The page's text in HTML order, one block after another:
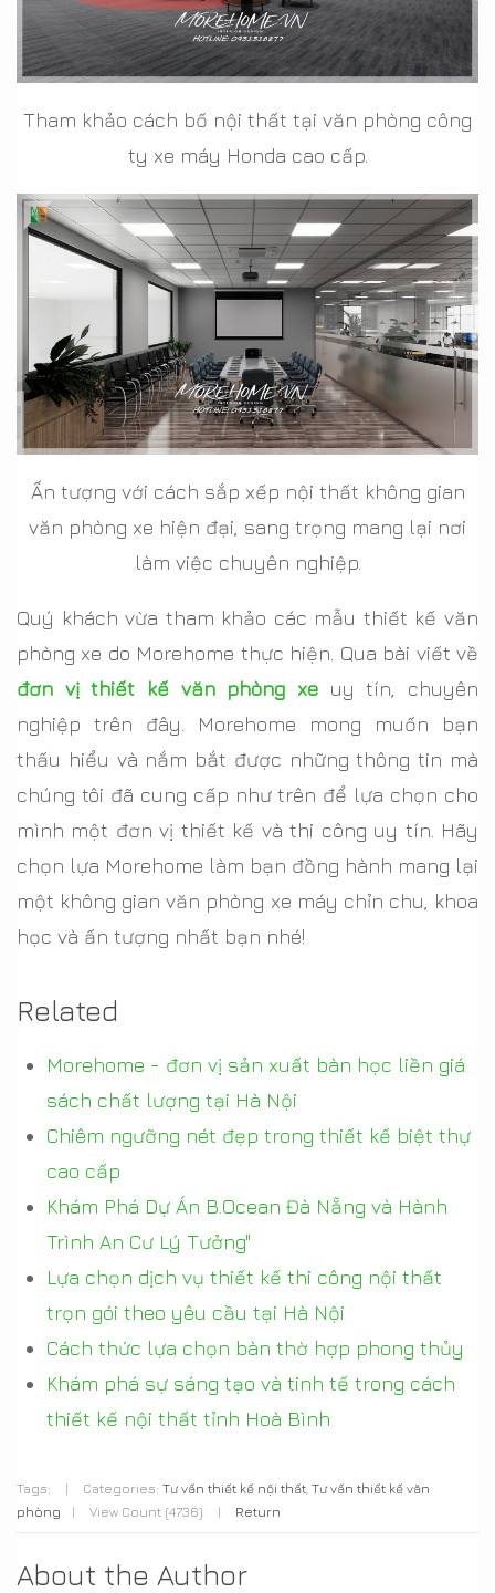
Tham khảo cách bố nội thất tại văn phòng công
ty xe máy Honda cao cấp.
Ấn tượng với cách sắp xếp nội thất không gian
văn phòng xe hiện đại, sang trọng mang lại nơi
làm việc chuyên nghiệp.
Quý khách vừa tham khảo các mẫu thiết kế văn
phòng xe do Morehome thực hiện. Qua bài viết về
đơn vị thiết kế văn phòng xe uy tín, chuyên
nghiệp trên đây. Morehome mong muốn bạn
thấu hiểu và nắm bắt được những thông tin mà
chúng tôi đã cung cấp như trên để lựa chọn cho
mình một đơn vị thiết kế và thi công uy tín. Hãy
chọn lựa Morehome làm bạn đồng hành mang lại
một không gian văn phòng xe máy chỉn chu, khoa
học và ấn tượng nhất bạn nhé!
Related
Morehome - đơn vị sản xuất bàn học liền giá
sách chất lượng tại Hà Nội
Chiêm ngưỡng nét đẹp trong thiết kế biệt thự
cao cấp
Khám Phá Dự Án B.Ocean Đà Nẵng và Hành
Trình An Cư Lý Tưởng"
Lựa chọn dịch vụ thiết kế thi công nội thất
trọn gói theo yêu cầu tại Hà Nội
Cách thức lựa chọn bàn thờ hợp phong thủy
Khám phá sự sáng tạo và tinh tế trong cách
thiết kế nội thất tỉnh Hoà Bình
Tags: | Categories: Tư vấn thiết kế nội thất Tư vấn thiết kế văn
phòng
| View Count (4736) | Return
About the Author